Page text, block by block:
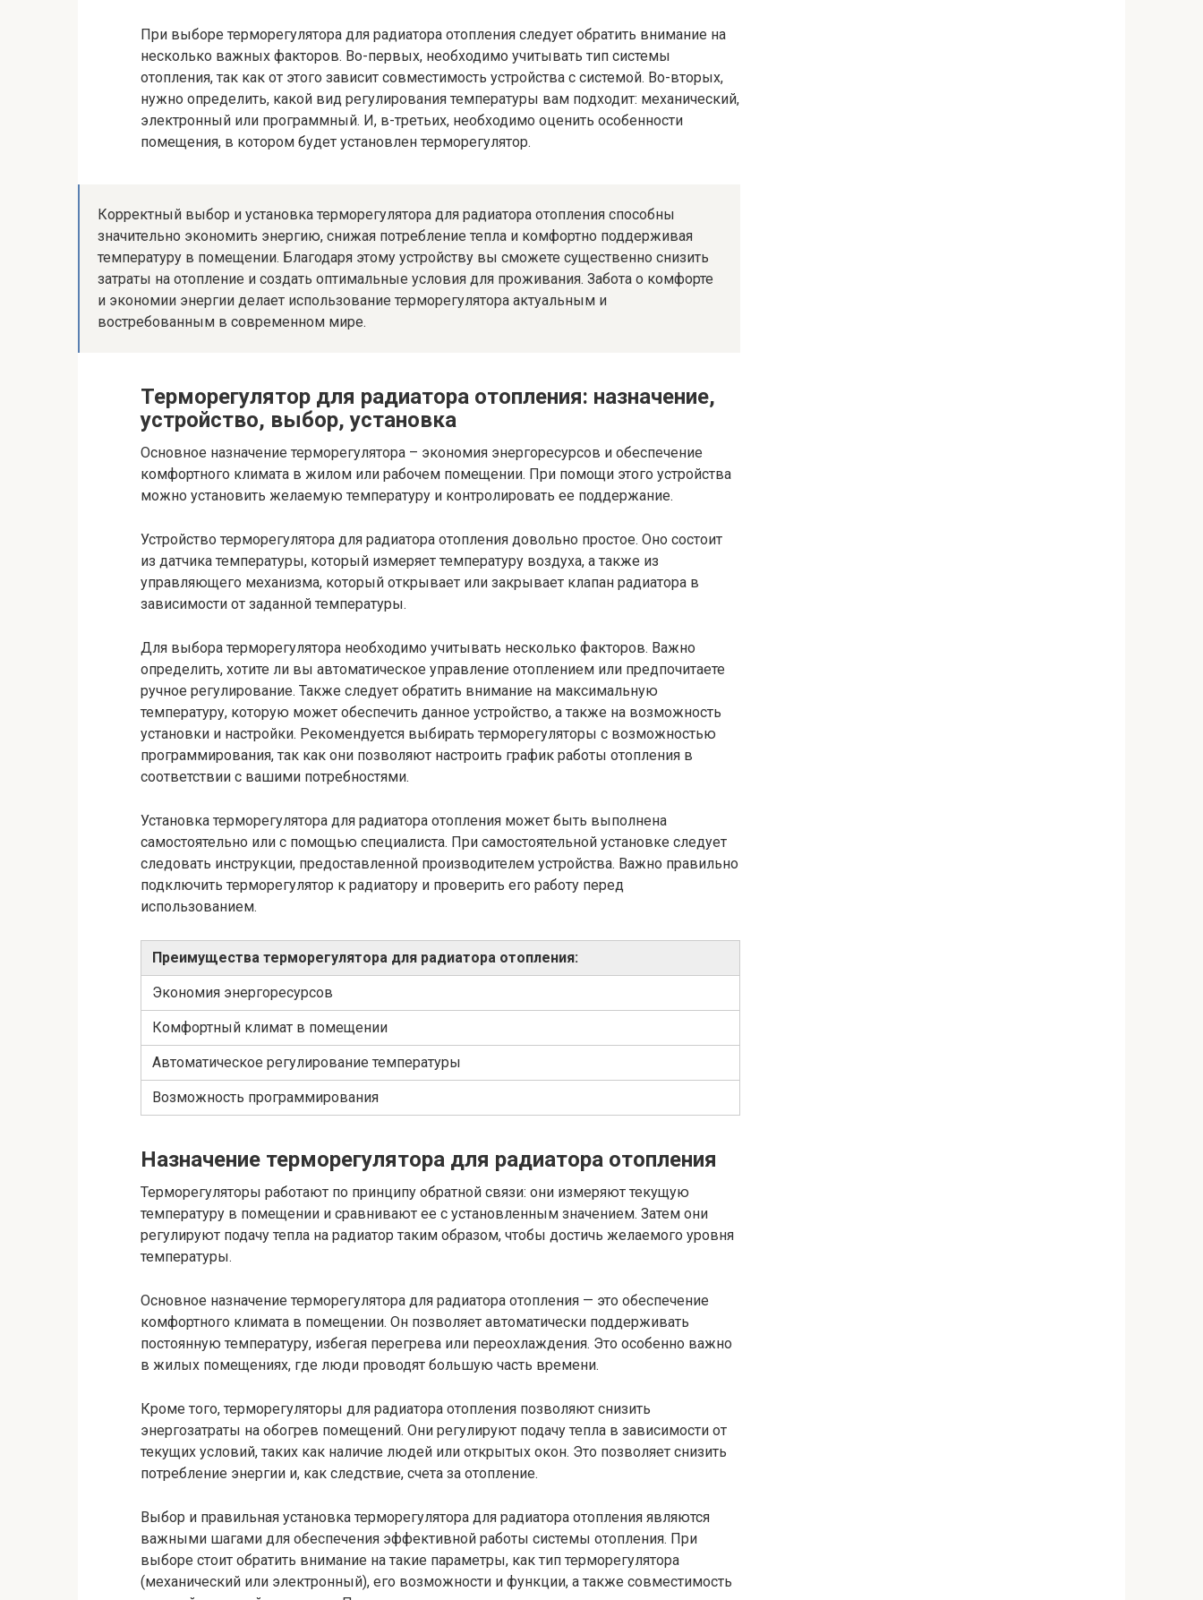
При выборе терморегулятора для радиатора отопления следует обратить внимание на
несколько важных факторов. Во-первых, необходимо учитывать тип системы
отопления, так как от этого зависит совместимость устройства с системой. Во-вторых,
нужно определить, какой вид регулирования температуры вам подходит: механический,
электронный или программный. И, в-третьих, необходимо оценить особенности
помещения, в котором будет установлен терморегулятор.
Корректный выбор и установка терморегулятора для радиатора отопления способны
значительно экономить энергию, снижая потребление тепла и комфортно поддерживая
температуру в помещении. Благодаря этому устройству вы сможете существенно снизить
затраты на отопление и создать оптимальные условия для проживания. Забота о комфорте
и экономии энергии делает использование терморегулятора актуальным и
востребованным в современном мире.
Терморегулятор для радиатора отопления: назначение,
устройство, выбор, установка
Основное назначение терморегулятора – экономия энергоресурсов и обеспечение
комфортного климата в жилом или рабочем помещении. При помощи этого устройства
можно установить желаемую температуру и контролировать ее поддержание.
Устройство терморегулятора для радиатора отопления довольно простое. Оно состоит
из датчика температуры, который измеряет температуру воздуха, а также из
управляющего механизма, который открывает или закрывает клапан радиатора в
зависимости от заданной температуры.
Для выбора терморегулятора необходимо учитывать несколько факторов. Важно
определить, хотите ли вы автоматическое управление отоплением или предпочитаете
ручное регулирование. Также следует обратить внимание на максимальную
температуру, которую может обеспечить данное устройство, а также на возможность
установки и настройки. Рекомендуется выбирать терморегуляторы с возможностью
программирования, так как они позволяют настроить график работы отопления в
соответствии с вашими потребностями.
Установка терморегулятора для радиатора отопления может быть выполнена
самостоятельно или с помощью специалиста. При самостоятельной установке следует
следовать инструкции, предоставленной производителем устройства. Важно правильно
подключить терморегулятор к радиатору и проверить его работу перед
использованием.
Преимущества терморегулятора для радиатора отопления:
Экономия энергоресурсов
Комфортный климат в помещении
Автоматическое регулирование температуры
Возможность программирования
Назначение терморегулятора для радиатора отопления
Терморегуляторы работают по принципу обратной связи: они измеряют текущую
температуру в помещении и сравнивают ее с установленным значением. Затем они
регулируют подачу тепла на радиатор таким образом, чтобы достичь желаемого уровня
температуры.
Основное назначение терморегулятора для радиатора отопления — это обеспечение
комфортного климата в помещении. Он позволяет автоматически поддерживать
постоянную температуру, избегая перегрева или переохлаждения. Это особенно важно
в жилых помещениях, где люди проводят большую часть времени.
Кроме того, терморегуляторы для радиатора отопления позволяют снизить
энергозатраты на обогрев помещений. Они регулируют подачу тепла в зависимости от
текущих условий, таких как наличие людей или открытых окон. Это позволяет снизить
потребление энергии и, как следствие, счета за отопление.
Выбор и правильная установка терморегулятора для радиатора отопления являются
важными шагами для обеспечения эффективной работы системы отопления. При
выборе стоит обратить внимание на такие параметры, как тип терморегулятора
(механический или электронный), его возможности и функции, а также совместимость